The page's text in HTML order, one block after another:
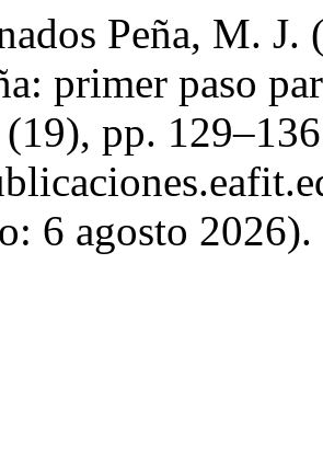
Peña, M.
primer paso
pp.
6 agosto 2026).